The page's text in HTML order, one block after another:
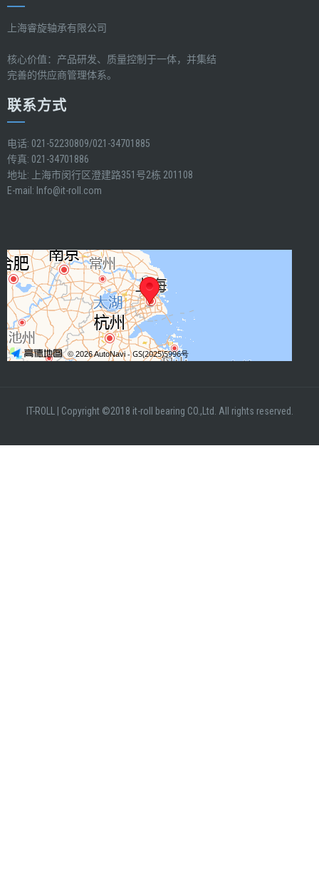
上海睿旋轴承有限公司
核心价值：产品研发、质量控制于一体，并集结
完善的供应商管理体系。
联系方式
电话: 021-52230809/021-34701885
传真: 021-34701886
地址: 上海市闵行区澄建路351号2栋 201108
E-mail: Info@it-roll.com
IT-ROLL Copyright ©2018 it-roll bearing CO.,Ltd. All rights reserved.